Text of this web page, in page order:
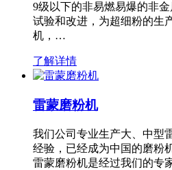
9级以下的非易燃易爆的非
试验和改进，为超细粉的生
机，…
了解详情
雷蒙磨粉机
我们公司专业生产大、中型
经验，已经成为中国的磨粉
雷蒙磨粉机是经过我们的专